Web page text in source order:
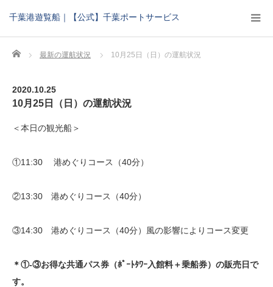
千葉港遊覧船｜【公式】千葉ポートサービス
Home 最新の運航状況 10月25日（日）の運航状況
2020.10.25
10月25日（日）の運航状況
＜本日の観光船＞
①11:30 港めぐりコース（40分）
②13:30 港めぐりコース（40分）
③14:30 港めぐりコース（40分）風の影響によりコース変更
＊①-③お得な共通パス券（ﾎﾟｰﾄﾀﾜｰ入館料＋乗船券）の販売日で
す。